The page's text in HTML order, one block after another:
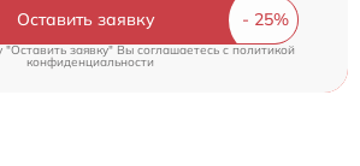
Оставить заявку
заявку" Вы соглашаетесь c политикой
конфиденциальности